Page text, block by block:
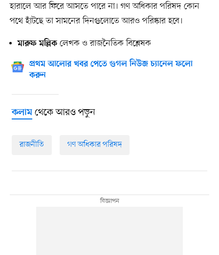
হারালে আর ফিরে আসতে পারে না। গণ অধিকার পরিষদ কোন
পথে হাঁটছে তা সামনের দিনগুলোতে আরও পরিষ্কার হবে।
মারুফ মল্লিকলেখক ও রাজনৈতিক বিশ্লেষক
প্রথম আলোর খবর পেতে গুগল নিউজ চ্যানেল ফলো
করুন
কলামথেকে আরও পড়ুন
রাজনীতি গণ অধিকার পরিষদ